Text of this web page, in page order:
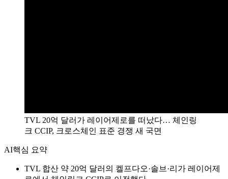
TVL 20억 달러가 레이어제로를 떠났다… 체인링
크 CCIP, 크로스체인 표준 경쟁 새 국면
AI핵심 요약
TVL 합산 약 20억 달러의 켈프다오·솔브·리가 레이어제